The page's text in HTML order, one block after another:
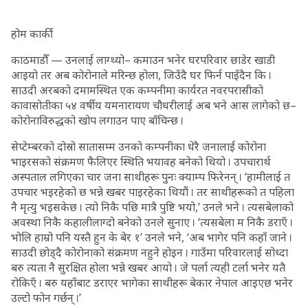
होम कार्की
काठमाडौँ — उनलाई लाग्थ्यो– कमाउन भनेर घरपरिवार छाडेर खाडी
आइयो तर अब कोरोनाले मरिन्छ होला, जिउँदै घर फिर्न पाइँदैन कि ।
साउदी अरबको दमामस्थित एक कम्पनीमा कार्यरत नवरपरासीको
कावासोतीका ५४ वर्षीय यमनारायण चौधरीलाई अब भने आस लागेको छ–
कोरोनाविरुद्धको खोप लगाउन पाए बाँचिन्छ ।
सेप्टेम्बरको दोस्रो सातासम्म उनको कम्पनीका धेरै जनालाई कोरोना
भाइरसको संक्रमण फैलिएर स्थिति भयावह बनेको थियो । उपचारार्थ
अस्पताल लगिएका चार जना साथीहरू पुनः क्याम्प फिरेनन् । ‘हामीलाई त
उपचार भइरहेको छ भन्ने खबर पाइरहेका थियौं । तर साथीहरूको त पहिला
नै मृत्यु भइसकेछ । त्यो निकै पछि मात्रै पुष्टि भयो,’ उनले भने । त्यसबेलाको
अवस्था निकै कहालीलाग्दो बनेको उनले सुनाए । ‘त्यसबेला म निकै डराएँ ।
भोलि हाम्रो पनि यस्तै हुन के बेर १’ उनले भने, ‘अब भागेर पनि कहाँ जाने ।
साउदी छोड्दै कोरोनाको संक्रमण नहुने होइन । गाउँमा परिवारलाई सोध्दा
बरु त्यता नै सुरक्षित होला भन्ने खबर आयो । जे पर्ला त्यही टर्ला भनेर यतै
रोकिएँ । बरु यहाँबाट डराएर भागेका साथीहरू बेकार नेपाल आइएछ भनेर
उल्टो फोन गर्छन् ।’